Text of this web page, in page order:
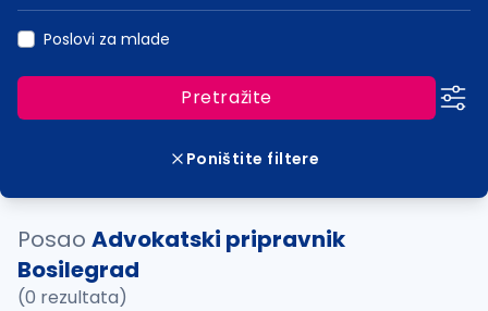
Poslovi za mlade
Pretražite
Poništite filtere
Posao Advokatski pripravnik
Bosilegrad
(0 rezultata)